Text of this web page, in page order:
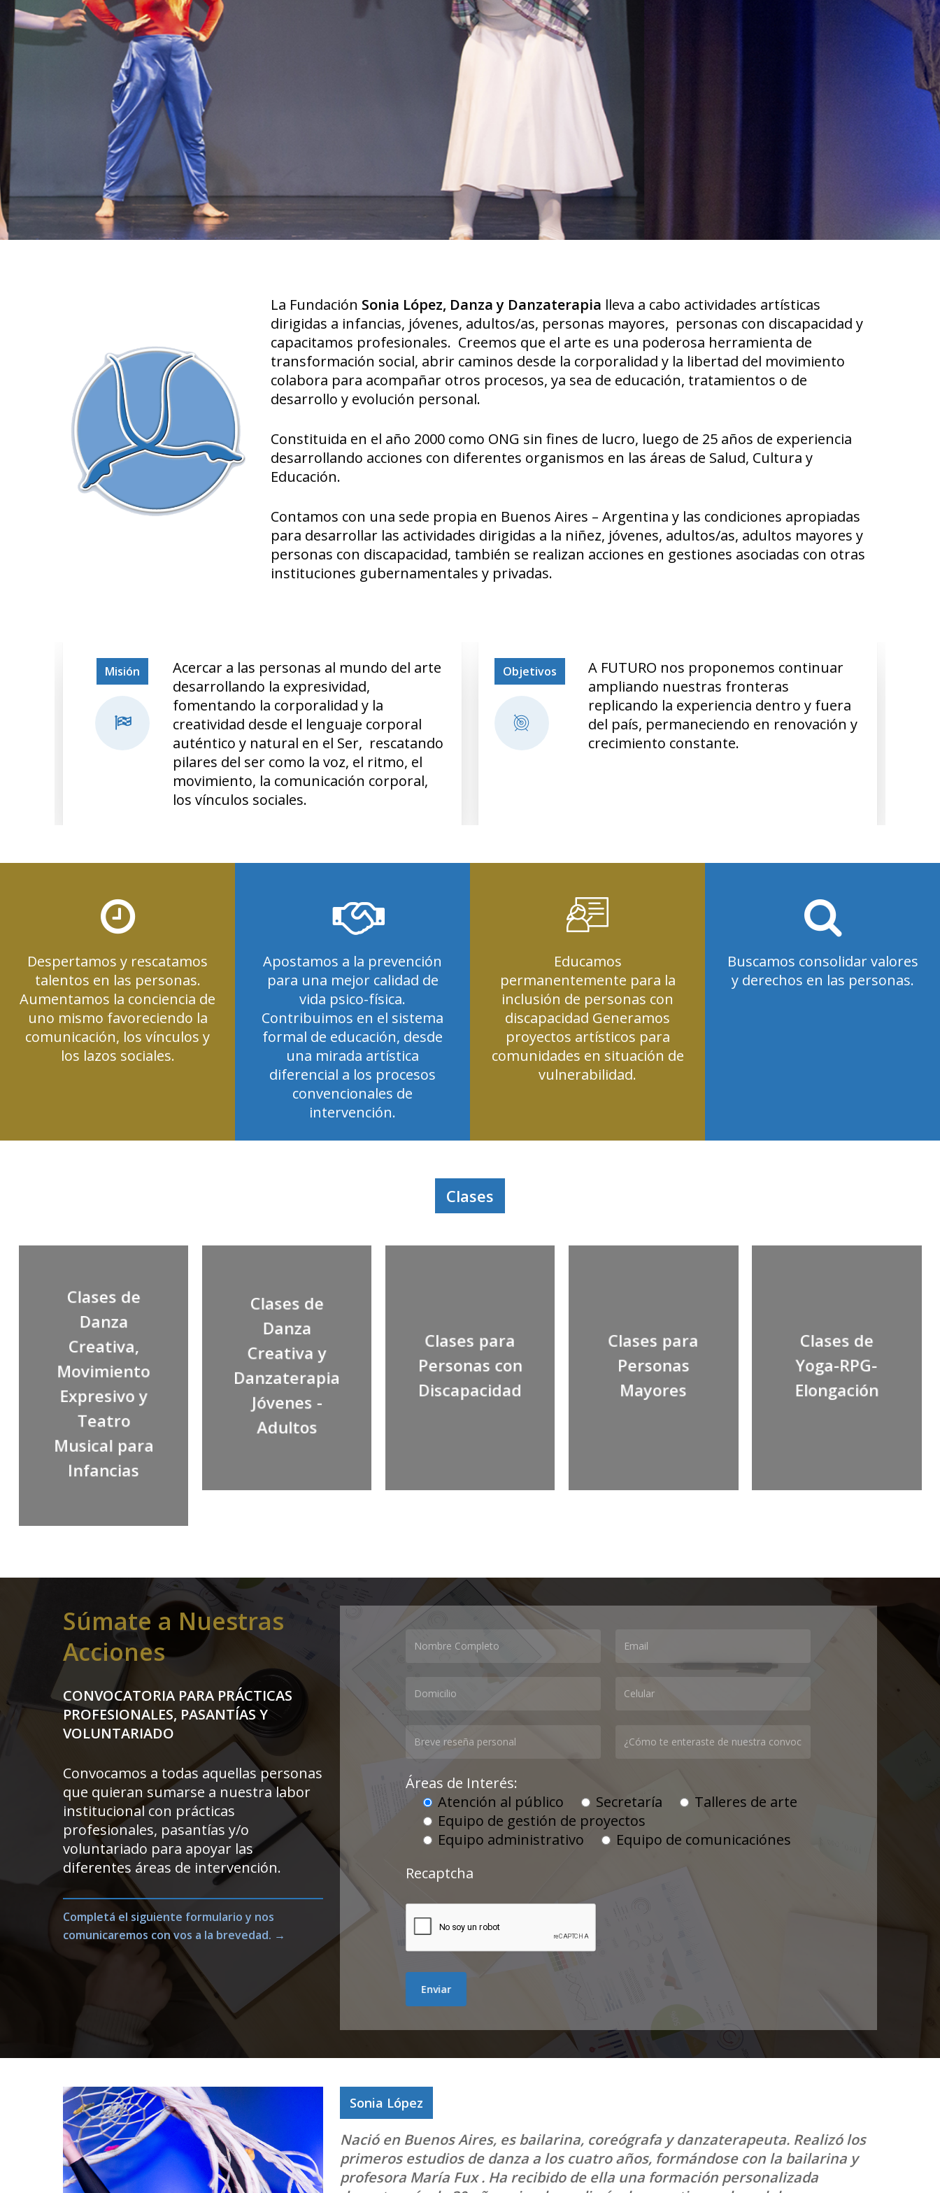
La Fundación Sonia López, Danza y Danzaterapia lleva a cabo actividades artísticas
dirigidas a infancias, jóvenes, adultos/as, personas mayores, personas con discapacidad y
capacitamos profesionales. Creemos que el arte es una poderosa herramienta de
transformación social, abrir caminos desde la corporalidad y la libertad del movimiento
colabora para acompañar otros procesos, ya sea de educación, tratamientos o de
desarrollo y evolución personal.
Constituida en el año 2000 como ONG sin fines de lucro, luego de 25 años de experiencia
desarrollando acciones con diferentes organismos en las áreas de Salud, Cultura y
Educación.
Contamos con una sede propia en Buenos Aires – Argentina y las condiciones apropiadas
para desarrollar las actividades dirigidas a la niñez, jóvenes, adultos/as, adultos mayores y
personas con discapacidad, también se realizan acciones en gestiones asociadas con otras
instituciones gubernamentales y privadas.
Misión
Acercar a las personas al mundo del arte
desarrollando la expresividad,
fomentando la corporalidad y la
creatividad desde el lenguaje corporal
auténtico y natural en el Ser, rescatando
pilares del ser como la voz, el ritmo, el
movimiento, la comunicación corporal,
los vínculos sociales.
Objetivos
A FUTURO nos proponemos continuar
ampliando nuestras fronteras
replicando la experiencia dentro y fuera
del país, permaneciendo en renovación y
crecimiento constante.
Despertamos y rescatamos
talentos en las personas.
Aumentamos la conciencia de
uno mismo favoreciendo la
comunicación, los vínculos y
los lazos sociales.
Apostamos a la prevención
para una mejor calidad de
vida psico-física.
Contribuimos en el sistema
formal de educación, desde
una mirada artística
diferencial a los procesos
convencionales de
intervención.
Educamos
permanentemente para la
inclusión de personas con
discapacidad Generamos
proyectos artísticos para
comunidades en situación de
vulnerabilidad.
Buscamos consolidar valores
y derechos en las personas.
Clases
Clases de
Danza
Creativa,
Movimiento
Expresivo y
Teatro
Musical para
Infancias
Clases de
Danza
Creativa y
Danzaterapia
Jóvenes -
Adultos
Clases para
Personas con
Discapacidad
Clases para
Personas
Mayores
Clases de
Yoga-RPG-
Elongación
Súmate a Nuestras
Acciones
CONVOCATORIA PARA PRÁCTICAS
PROFESIONALES, PASANTÍAS Y
VOLUNTARIADO
Convocamos a todas aquellas personas
que quieran sumarse a nuestra labor
institucional con prácticas
profesionales, pasantías y/o
voluntariado para apoyar las
diferentes áreas de intervención.
Completá el siguiente formulario y nos
comunicaremos con vos a la brevedad. →
Áreas de Interés:
Atención al público
Secretaría
Talleres de arte
Equipo de gestión de proyectos
Equipo administrativo
Equipo de comunicaciónes
Recaptcha
Sonia López
Nació en Buenos Aires, es bailarina, coreógrafa y danzaterapeuta. Realizó los
primeros estudios de danza a los cuatro años, formándose con la bailarina y
profesora María Fux . Ha recibido de ella una formación personalizada